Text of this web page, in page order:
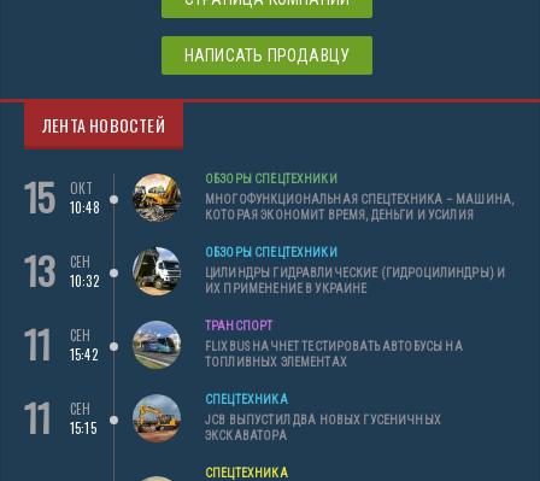
НАПИСАТЬ ПРОДАВЦУ
ЛЕНТА НОВОСТЕЙ
15
ОКТ
10:48
ОБЗОРЫ СПЕЦТЕХНИКИ
МНОГОФУНКЦИОНАЛЬНАЯ СПЕЦТЕХНИКА – МАШИНА,
КОТОРАЯ ЭКОНОМИТ ВРЕМЯ, ДЕНЬГИ И УСИЛИЯ
13
СЕН
10:32
ОБЗОРЫ СПЕЦТЕХНИКИ
ЦИЛИНДРЫ ГИДРАВЛИЧЕСКИЕ (ГИДРОЦИЛИНДРЫ) И
ИХ ПРИМЕНЕНИЕ В УКРАИНЕ
11
СЕН
15:42
ТРАНСПОРТ
FLIXBUS НАЧНЕТ ТЕСТИРОВАТЬ АВТОБУСЫ НА
ТОПЛИВНЫХ ЭЛЕМЕНТАХ
11
СЕН
15:15
СПЕЦТЕХНИКА
JCB ВЫПУСТИЛ ДВА НОВЫХ ГУСЕНИЧНЫХ
ЭКСКАВАТОРА
СПЕЦТЕХНИКА